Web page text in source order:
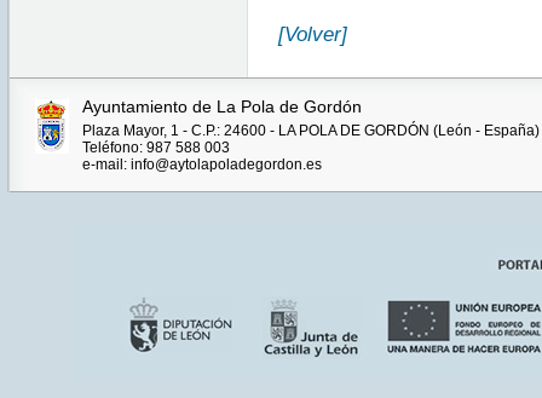
[Volver]
Ayuntamiento de La Pola de Gordón
Plaza Mayor, 1 - C.P.: 24600 - LA POLA DE GORDÓN (León - España)
Teléfono: 987 588 003
e-mail: info@aytolapoladegordon.es